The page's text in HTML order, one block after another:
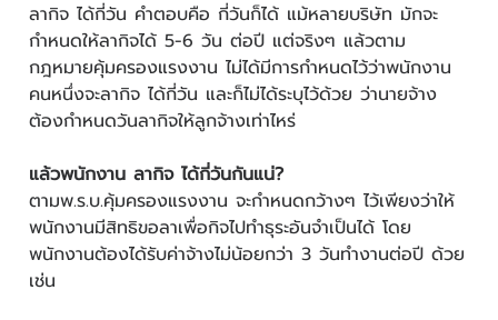
ลากิจ ได้กี่วัน คำตอบคือ กี่วันก็ได้ แม้หลายบริษัท มักจะ
กำหนดให้ลากิจได้ 5-6 วัน ต่อปี แต่จริงๆ แล้วตาม
กฎหมายคุ้มครองแรงงาน ไม่ได้มีการกำหนดไว้ว่าพนักงาน
คนหนึ่งจะลากิจ ได้กี่วัน และก็ไม่ได้ระบุไว้ด้วย ว่านายจ้าง
ต้องกำหนดวันลากิจให้ลูกจ้างเท่าไหร่
แล้วพนักงาน ลากิจ ได้กี่วันกันแน่?
ตามพ.ร.บ.คุ้มครองแรงงาน จะกำหนดกว้างๆ ไว้เพียงว่าให้
พนักงานมีสิทธิขอลาเพื่อกิจไปทำธุระอันจำเป็นได้ โดย
พนักงานต้องได้รับค่าจ้างไม่น้อยกว่า 3 วันทำงานต่อปี ด้วย
เช่น